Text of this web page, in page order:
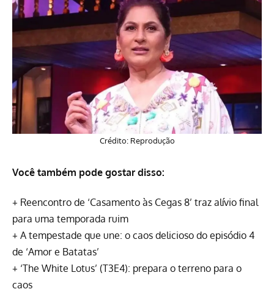
Crédito: Reprodução
Você também pode gostar disso:
+ Reencontro de ‘Casamento às Cegas 8’ traz alívio final
para uma temporada ruim
+ A tempestade que une: o caos delicioso do episódio 4
de ‘Amor e Batatas’
+ ‘The White Lotus’ (T3E4): prepara o terreno para o
caos